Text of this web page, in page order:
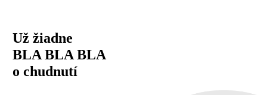
Už žiadne
BLA BLA BLA
o chudnutí